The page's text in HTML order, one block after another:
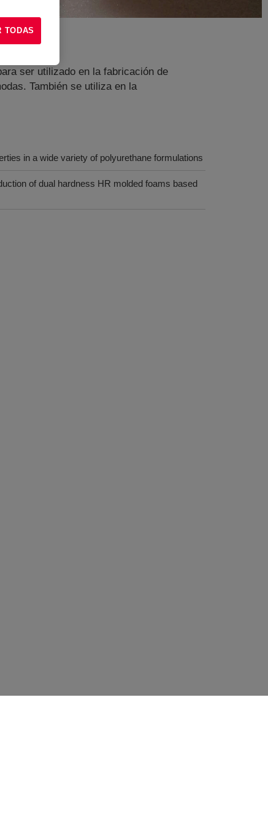
ser utilizado en la fabricación de
También se utiliza en la
in a wide variety of polyurethane formulations
of dual hardness HR molded foams based
TODAS